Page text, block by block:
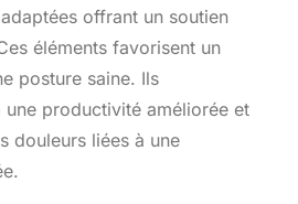
offrant un soutien
éléments favorisent un
posture saine. Ils
une productivité améliorée et
douleurs liées à une